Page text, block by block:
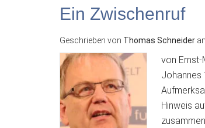
Ein Zwischenruf
Geschrieben von Thomas Schneider
von Ernst-
Johannes
Hinweis